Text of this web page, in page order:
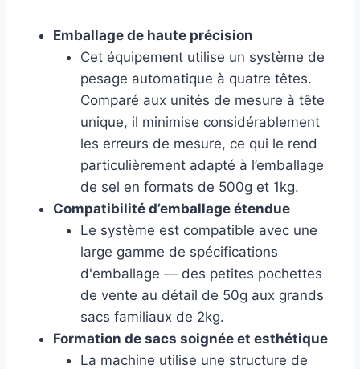
Emballage de haute précision
Cet équipement utilise un système de
pesage automatique à quatre têtes.
Comparé aux unités de mesure à tête
unique, il minimise considérablement
les erreurs de mesure, ce qui le rend
particulièrement adapté à l’emballage
de sel en formats de 500g et 1kg.
Compatibilité d’emballage étendue
Le système est compatible avec une
large gamme de spécifications
d'emballage — des petites pochettes
de vente au détail de 50g aux grands
sacs familiaux de 2kg.
Formation de sacs soignée et esthétique
La machine utilise une structure de